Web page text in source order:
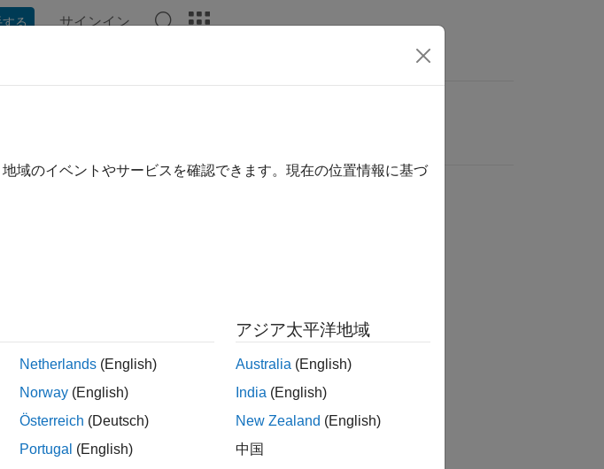
る サインイン
域のイベントやサービスを確認できます。現在の位置情報に基づ
Netherlands (English)
Norway (English)
Österreich (Deutsch)
Portugal (English)
アジア太平洋地域
Australia (English)
India (English)
New Zealand (English)
中国